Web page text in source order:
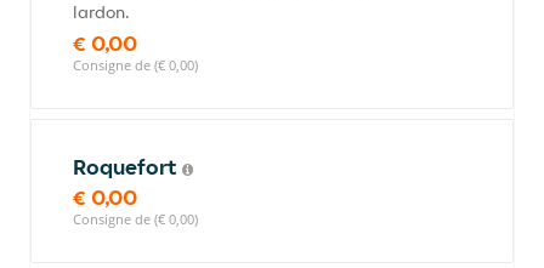
lardon.
€ 0,00
Consigne de (€ 0,00)
Roquefort
€ 0,00
Consigne de (€ 0,00)